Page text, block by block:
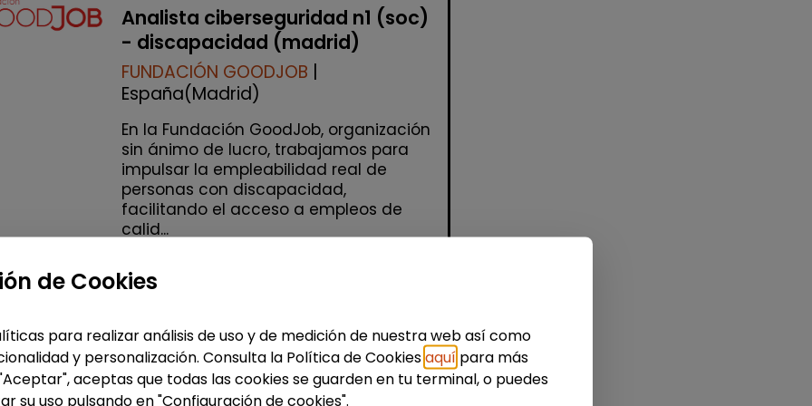
Analista ciberseguridad n1 (soc)
- discapacidad (madrid)
FUNDACIÓN GOODJOB |
España(Madrid)
En la Fundación GoodJob, organización
sin ánimo de lucro, trabajamos para
impulsar la empleabilidad real de
personas con discapacidad,
facilitando el acceso a empleos de
calid...
Me interesa
accessibility_newPersonas con discapacidad
de Cookies
para realizar análisis de uso y de medición de nuestra web así como
y personalización. Consulta la Política de Cookiesaquí para más
aceptas que todas las cookies se guarden en tu terminal, o puedes
su uso pulsando en "Configuración de cookies".